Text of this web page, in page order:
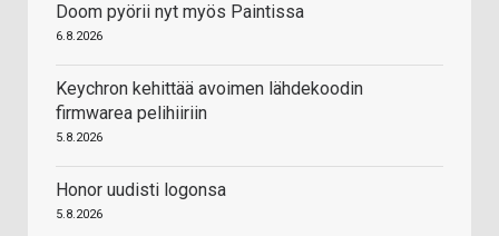
Doom pyörii nyt myös Paintissa
6.8.2026
Keychron kehittää avoimen lähdekoodin
firmwarea pelihiiriin
5.8.2026
Honor uudisti logonsa
5.8.2026